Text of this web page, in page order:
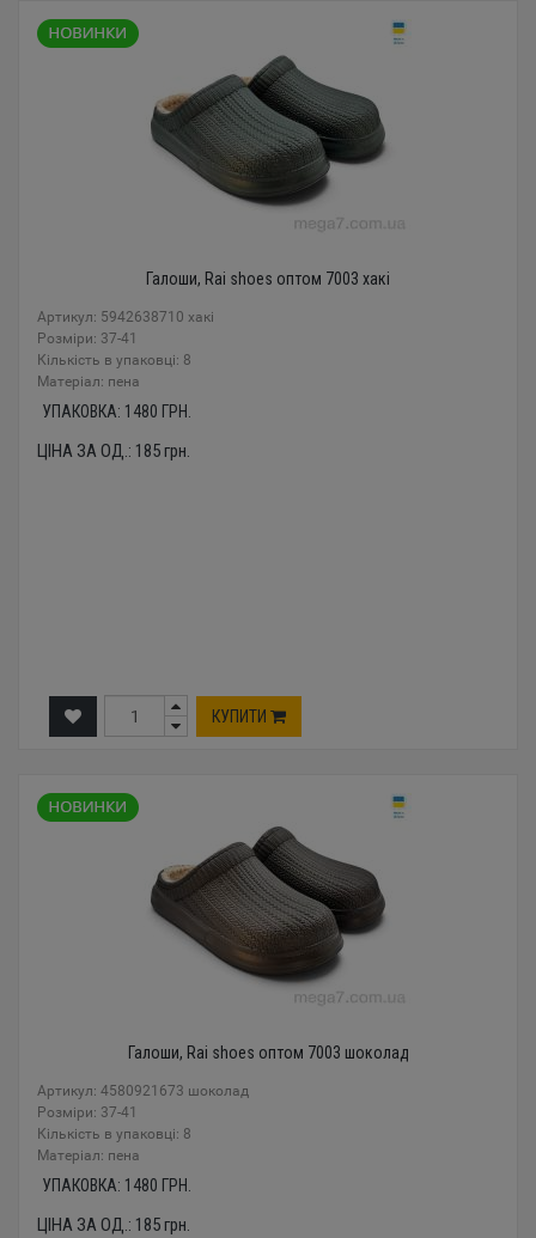
Галоши, Rai shoes оптом 7003 хакі
Артикул: 5942638710 хакі
Розміри: 37-41
Кількість в упаковці: 8
Mатеріал: пена
УПАКОВКА: 1480 ГРН.
ЦІНА ЗА ОД.: 185грн.
КУПИТИ
Галоши, Rai shoes оптом 7003 шоколад
Артикул: 4580921673 шоколад
Розміри: 37-41
Кількість в упаковці: 8
Mатеріал: пена
УПАКОВКА: 1480 ГРН.
ЦІНА ЗА ОД.: 185грн.